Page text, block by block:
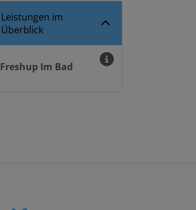
Leistungen im
Überblick
Freshup Im Bad